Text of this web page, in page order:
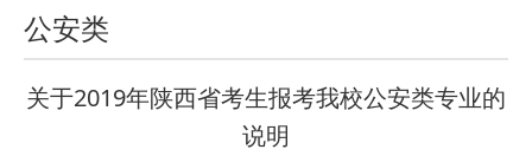
公安类
关于2019年陕西省考生报考我校公安类专业的
说明